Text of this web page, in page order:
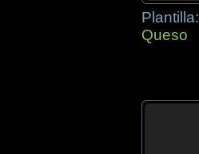
Plantilla:
Queso